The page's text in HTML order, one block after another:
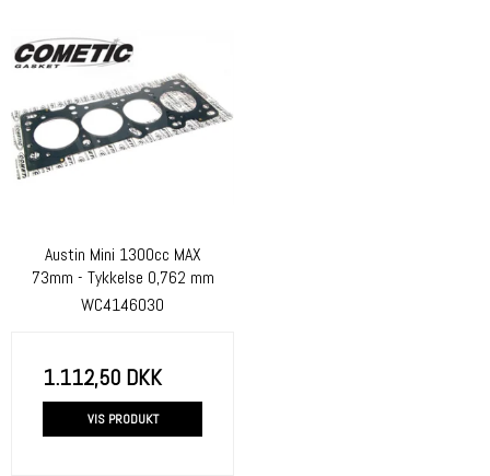
Austin Mini 1300cc MAX
73mm - Tykkelse 0,762 mm
WC4146030
1.112,50 DKK
VIS PRODUKT